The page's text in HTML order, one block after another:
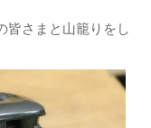
皆さまと山籠りをし